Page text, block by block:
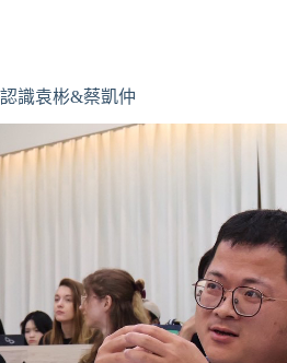
認識袁彬&蔡凱仲